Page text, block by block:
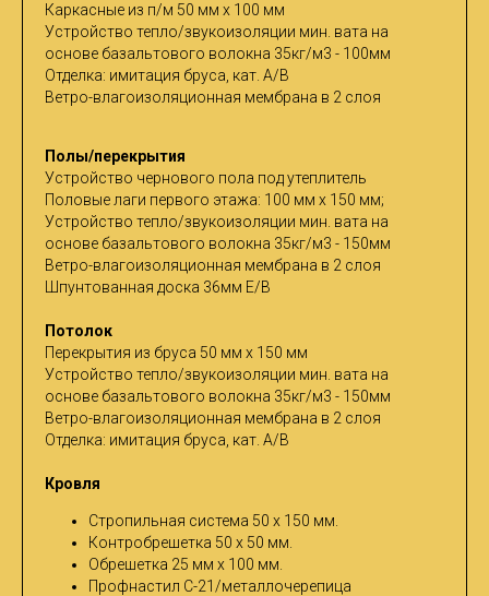
Каркасные из п/м 50 мм х 100 мм
Устройство тепло/звукоизоляции мин. вата на
основе базальтового волокна 35кг/м3 - 100мм
Отделка: имитация бруса, кат. A/B
Ветро-влагоизоляционная мембрана в 2 слоя
Полы/перекрытия
Устройство чернового пола под утеплитель
Половые лаги первого этажа: 100 мм х 150 мм;
Устройство тепло/звукоизоляции мин. вата на
основе базальтового волокна 35кг/м3 - 150мм
Ветро-влагоизоляционная мембрана в 2 слоя
Шпунтованная доска 36мм Е/В
Потолок
Перекрытия из бруса 50 мм х 150 мм
Устройство тепло/звукоизоляции мин. вата на
основе базальтового волокна 35кг/м3 - 150мм
Ветро-влагоизоляционная мембрана в 2 слоя
Отделка: имитация бруса, кат. A/B
Кровля
Стропильная система 50 х 150 мм.
Контробрешетка 50 х 50 мм.
Обрешетка 25 мм х 100 мм.
Профнастил С-21/металлочерепица